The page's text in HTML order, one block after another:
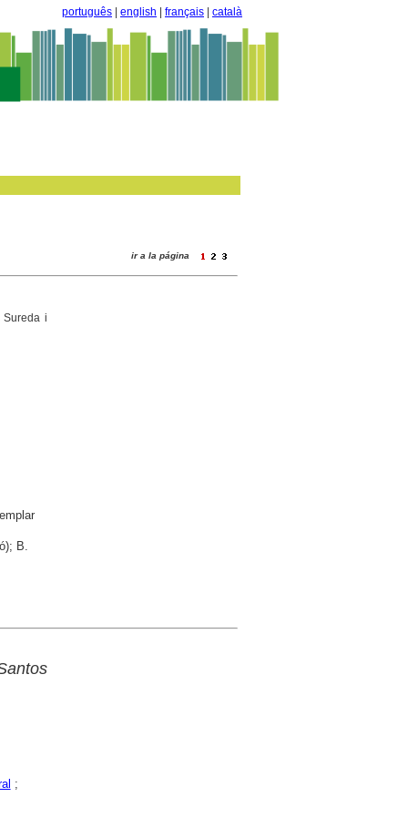
português english français català
ir a la página
i
B.
;